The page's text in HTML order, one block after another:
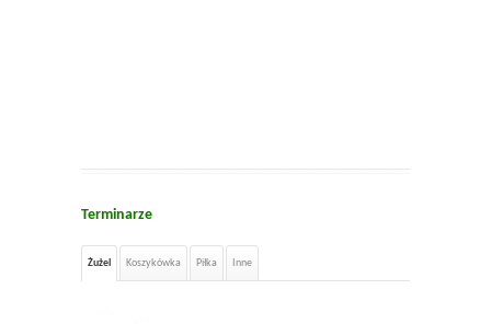
Terminarze
Żużel Koszykówka Piłka Inne